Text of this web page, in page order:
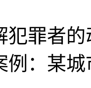
犯罪者
例：某